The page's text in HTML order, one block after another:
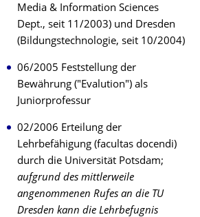
Media & Information Sciences
Dept., seit 11/2003) und Dresden
(Bildungstechnologie, seit 10/2004)
06/2005 Feststellung der
Bewährung ("Evalution") als
Juniorprofessur
02/2006 Erteilung der
Lehrbefähigung (facultas docendi)
durch die Universität Potsdam;
aufgrund des mittlerweile
angenommenen Rufes an die TU
Dresden kann die Lehrbefugnis